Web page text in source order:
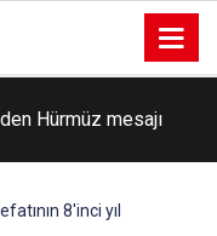
Summerland'ı
8'inci yıl